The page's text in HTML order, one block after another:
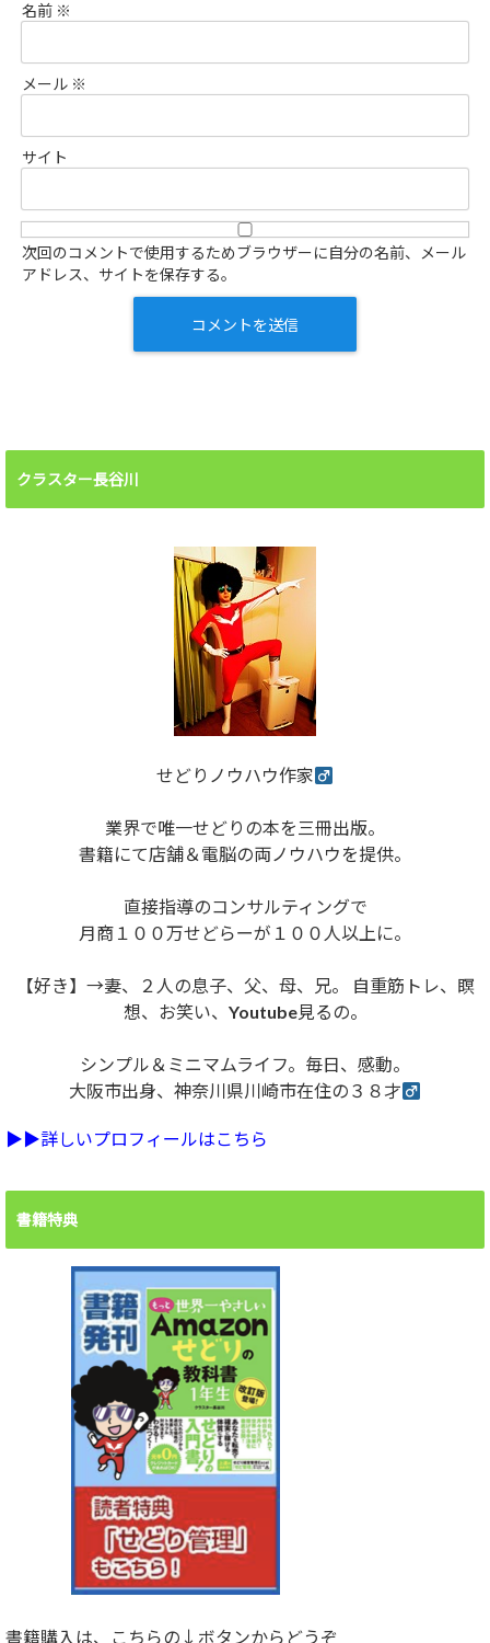
名前 ※
メール ※
サイト
次回のコメントで使用するためブラウザーに自分の名前、メール
アドレス、サイトを保存する。
クラスター長谷川
せどりノウハウ作家
業界で唯一せどりの本を三冊出版。
書籍にて店舗＆電脳の両ノウハウを提供。
直接指導のコンサルティングで
月商１００万せどらーが１００人以上に。
【好き】→妻、２人の息子、父、母、兄。 自重筋トレ、瞑
想、お笑い、Youtube見るの。
シンプル＆ミニマムライフ。毎日、感動。
大阪市出身、神奈川県川崎市在住の３８才
▶︎▶︎詳しいプロフィールはこちら
書籍特典
書籍購入は、こちらの↓ボタンからどうぞ